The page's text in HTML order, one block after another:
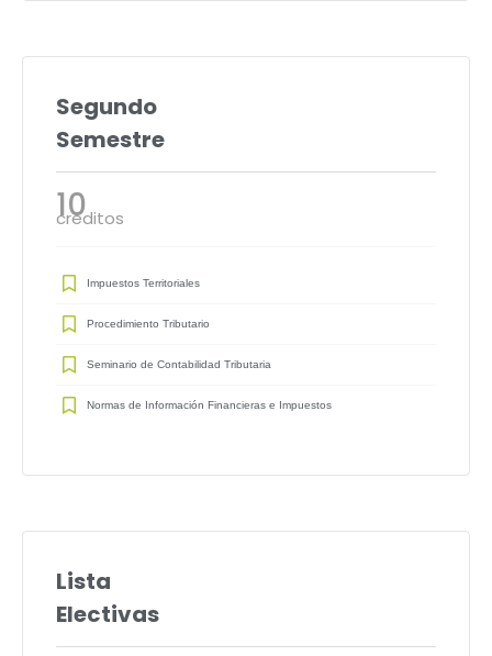
Segundo
Semestre
10
créditos
Impuestos Territoriales
Procedimiento Tributario
Seminario de Contabilidad Tributaria
Normas de Información Financieras e Impuestos
Lista
Electivas